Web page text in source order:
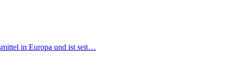
in Europa und ist seit…